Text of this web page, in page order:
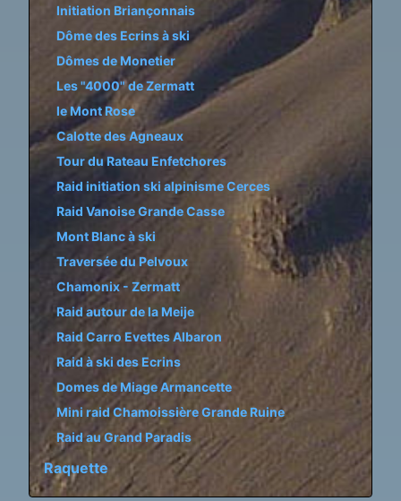
Initiation Briançonnais
Dôme des Ecrins à ski
Dômes de Monetier
Les "4000" de Zermatt
le Mont Rose
Calotte des Agneaux
Tour du Rateau Enfetchores
Raid initiation ski alpinisme Cerces
Raid Vanoise Grande Casse
Mont Blanc à ski
Traversée du Pelvoux
Chamonix - Zermatt
Raid autour de la Meije
Raid Carro Evettes Albaron
Raid à ski des Ecrins
Domes de Miage Armancette
Mini raid Chamoissière Grande Ruine
Raid au Grand Paradis
Raquette